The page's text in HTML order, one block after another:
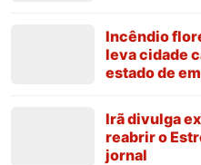
Incêndio
leva cidade
estado de
Irã divulga
reabrir o
jornal